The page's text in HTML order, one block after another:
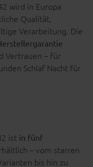
wird in Europa
Qualität,
Verarbeitung. Die
Vertrauen – für
Schlaf Nacht für
ist in fünf
– vom starren
bis hin zu